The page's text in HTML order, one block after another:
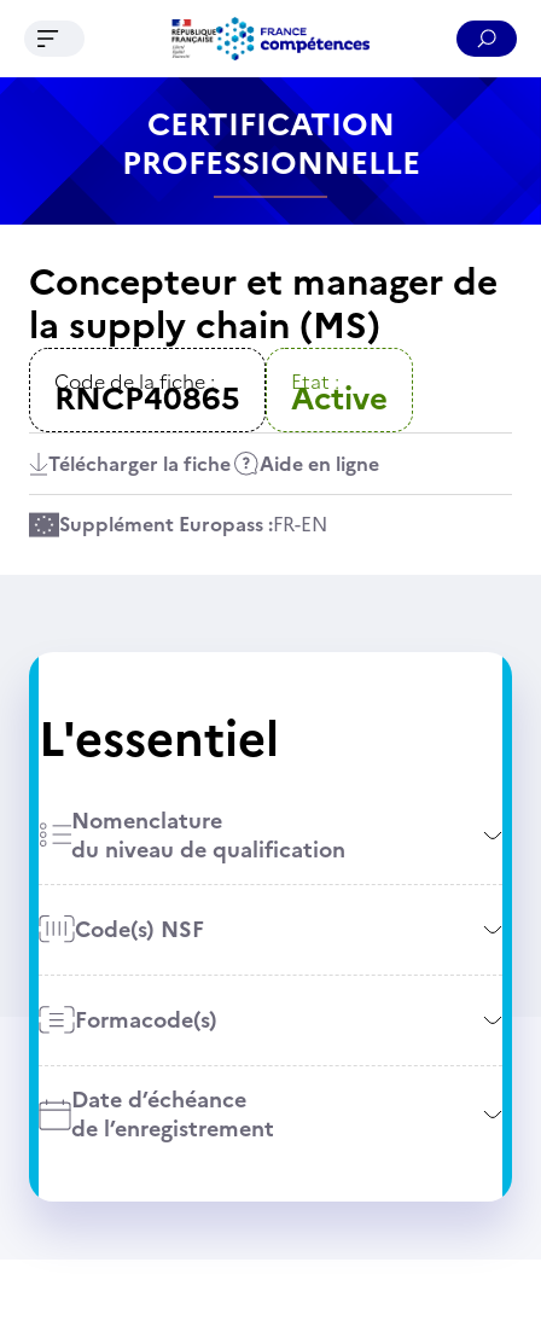
Contenu Recherche Menu Pied de page
Ouvrir le menu de navigation
CERTIFICATION
PROFESSIONNELLE
Concepteur et manager de
la supply chain (MS)
Code de la fiche :
RNCP40865 Etat :
Active
Télécharger la fiche Aide en ligne
Supplément Europass :FR-EN
L'essentiel
Nomenclature
du niveau de qualification
Code(s) NSF
Formacode(s)
Date d’échéance
de l’enregistrement